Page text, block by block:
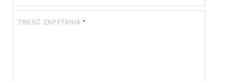
TREŚĆ ZAPYTANIA *